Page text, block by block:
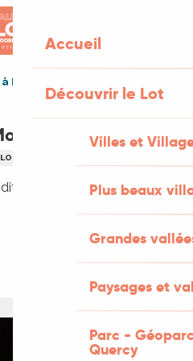
Accueil
Découvrir le Lot
Villes et
Plus beaux
Grandes
Paysages et
Parc -
Quercy
Montbrun
Sauteroque, 46160